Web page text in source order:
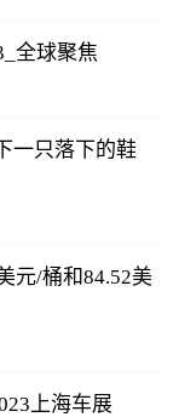
全球聚焦
一只落下的鞋
元/桶和84.52美
上海车展